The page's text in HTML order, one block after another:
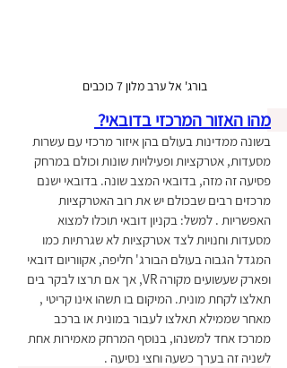
בורג' אל ערב מלון 7 כוכבים
מהו האזור המרכזי בדובאי?
בשונה ממדינות בעולם בהן איזור מרכזי עם עשרות
מסעדות, אטרקציות ופעילויות שונות וכולם במרחק
פסיעה זה מזה, בדובאי המצב שונה. בדובאי ישנם
מרכזים רבים שבכולם יש את רוב האטרקציות
האפשריות . למשל: בקניון דובאי תוכלו למצוא
מסעדות וחנויות לצד אטרקציות לא שגרתיות כמו
המגדל הגבוה בעולם הבורג' חליפה, אקווריום דובאי
ופארק שעשועים מקורה VR, אך אם תרצו לבקר בים
תאלצו לקחת מונית. המיקום בו תשהו אינו קריטי ,
מאחר שממילא תאלצו לעבור במונית או ברכב
ממרכז אחד למשנהו, בנוסף המרחק מאמירות אחת
לשניה זה בערך כשעה וחצי נסיעה .